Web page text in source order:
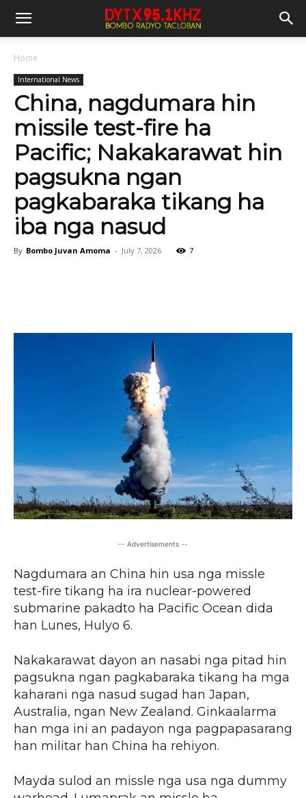
Home
International News
China, nagdumara hin
missile test-fire ha
Pacific; Nakakarawat hin
pagsukna ngan
pagkabaraka tikang ha
iba nga nasud
By Bombo Juvan Amoma - July 7, 2026 7
-- Advertisements --
Nagdumara an China hin usa nga missle
test-fire tikang ha ira nuclear-powered
submarine pakadto ha Pacific Ocean dida
han Lunes, Hulyo 6.
Nakakarawat dayon an nasabi nga pitad hin
pagsukna ngan pagkabaraka tikang ha mga
kaharani nga nasud sugad han Japan,
Australia, ngan New Zealand. Ginkaalarma
han mga ini an padayon nga pagpapasarang
han militar han China ha rehiyon.
Mayda sulod an missle nga usa nga dummy